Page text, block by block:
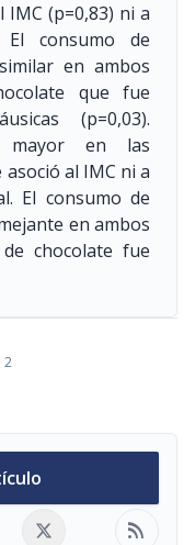
(p=0,83) ni a
El consumo de
en ambos
que fue
(p=0,03).
mayor en las
al IMC ni a
El consumo de
en ambos
chocolate fue
2
rss_feed